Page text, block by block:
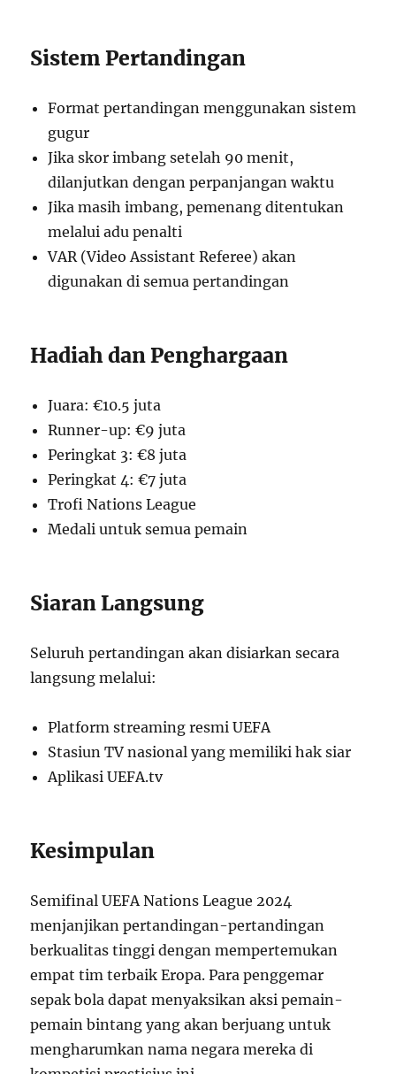
Sistem Pertandingan
Format pertandingan menggunakan sistem
gugur
Jika skor imbang setelah 90 menit,
dilanjutkan dengan perpanjangan waktu
Jika masih imbang, pemenang ditentukan
melalui adu penalti
VAR (Video Assistant Referee) akan
digunakan di semua pertandingan
Hadiah dan Penghargaan
Juara: €10.5 juta
Runner-up: €9 juta
Peringkat 3: €8 juta
Peringkat 4: €7 juta
Trofi Nations League
Medali untuk semua pemain
Siaran Langsung
Seluruh pertandingan akan disiarkan secara
langsung melalui:
Platform streaming resmi UEFA
Stasiun TV nasional yang memiliki hak siar
Aplikasi UEFA.tv
Kesimpulan
Semifinal UEFA Nations League 2024
menjanjikan pertandingan-pertandingan
berkualitas tinggi dengan mempertemukan
empat tim terbaik Eropa. Para penggemar
sepak bola dapat menyaksikan aksi pemain-
pemain bintang yang akan berjuang untuk
mengharumkan nama negara mereka di